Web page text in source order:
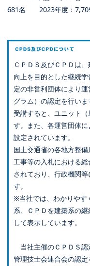
681名 2023年度：
ＣＰＤＳ及びＣＰＤは
向上を目的とした継続
定の非営利団体により
グラム）の認定を行い
受講すると、ユニット
す。また、各運営団体
設定されています。
国土交通省の各地方整
工事等の入札における
されており、行政機関
す。
※当社では、わかりやす
系、ＣＰＤを建築系の
して表示しています。
当社主催のＣＰＤＳ認
管理技士会連合会の認定